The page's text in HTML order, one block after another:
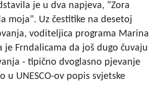
je u dva napjeva, "Zora
moja". Uz čestitike na desetoj
voditeljica programa Marina
je Frndalicama da još dugo čuvaju
- tipično dvoglasno pjevanje
u UNESCO-ov popis svjetske